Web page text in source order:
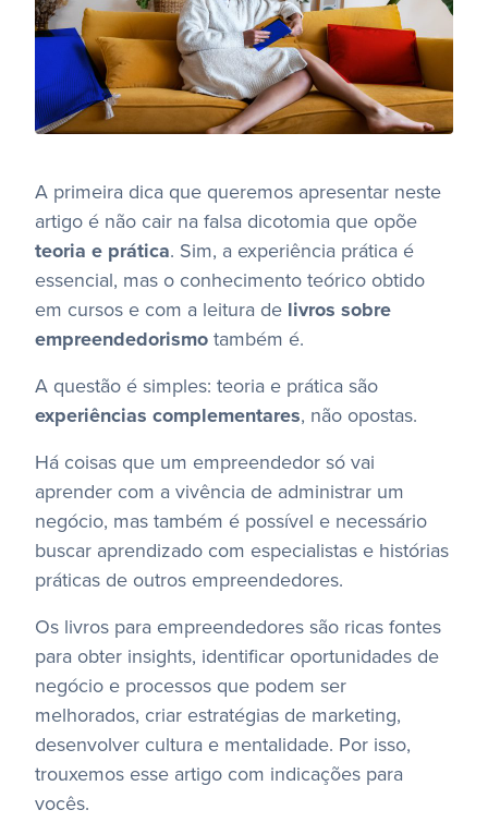
A primeira dica que queremos apresentar neste
artigo é não cair na falsa dicotomia que opõe
teoria e prática. Sim, a experiência prática é
essencial, mas o conhecimento teórico obtido
em cursos e com a leitura de livros sobre
empreendedorismo também é.
A questão é simples: teoria e prática são
experiências complementares, não opostas.
Há coisas que um empreendedor só vai
aprender com a vivência de administrar um
negócio, mas também é possível e necessário
buscar aprendizado com especialistas e histórias
práticas de outros empreendedores.
Os livros para empreendedores são ricas fontes
para obter insights, identificar oportunidades de
negócio e processos que podem ser
melhorados, criar estratégias de marketing,
desenvolver cultura e mentalidade. Por isso,
trouxemos esse artigo com indicações para
vocês.